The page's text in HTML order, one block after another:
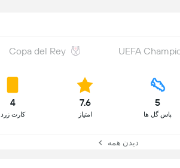
UEFA
Copa del Rey
5
پاس گل ها
7.6
امتیاز
4
کارت زرد
دیدن همه